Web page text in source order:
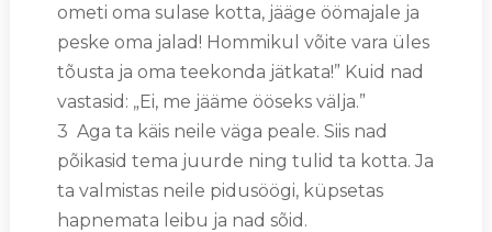
ometi oma sulase kotta, jääge öömajale ja
peske oma jalad! Hommikul võite vara üles
tõusta ja oma teekonda jätkata!” Kuid nad
vastasid: „Ei, me jääme ööseks välja.”
3 Aga ta käis neile väga peale. Siis nad
põikasid tema juurde ning tulid ta kotta. Ja
ta valmistas neile pidusöögi, küpsetas
hapnemata leibu ja nad sõid.